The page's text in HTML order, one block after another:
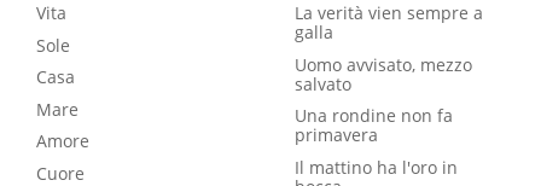
Vita
Sole
Casa
Mare
Amore
Cuore
La verità vien sempre a
galla
Uomo avvisato, mezzo
salvato
Una rondine non fa
primavera
Il mattino ha l'oro in